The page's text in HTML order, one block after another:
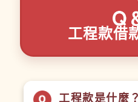
工程款借
工程款是什麼？